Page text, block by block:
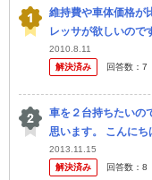
維持費や車体価格が
レッサが欲しいので
りにしようと思って
て下...
2010.8.11
解決済み
回答数： 7
車を２台持ちたいの
思います。 こんに
換えようと思います
2013.11.15
解決済み
回答数： 8